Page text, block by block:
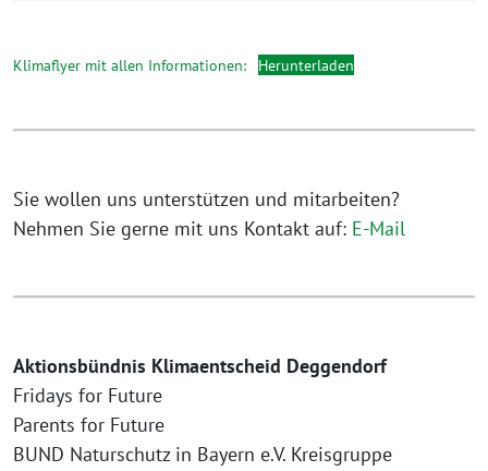
Klimaflyer mit allen Informationen: Herunterladen
Sie wollen uns unterstützen und mitarbeiten?
Nehmen Sie gerne mit uns Kontakt auf: E-Mail
Aktionsbündnis Klimaentscheid Deggendorf
Fridays for Future
Parents for Future
BUND Naturschutz in Bayern e.V. Kreisgruppe